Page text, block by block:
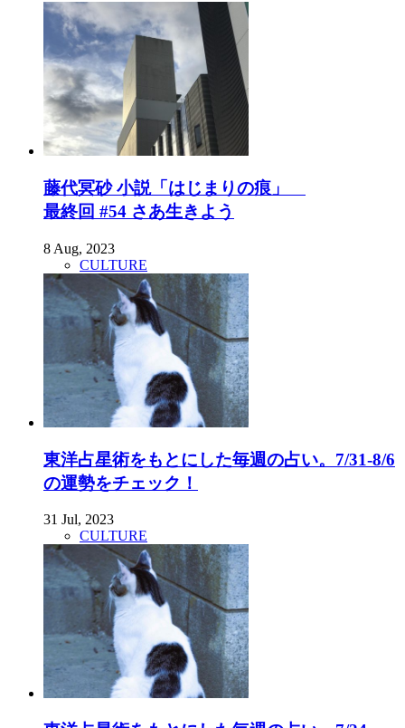
藤代冥砂 小説「はじまりの痕」
最終回 #54 さあ生きよう
8 Aug, 2023
CULTURE
東洋占星術をもとにした毎週の占い。7/31-8/6
の運勢をチェック！
31 Jul, 2023
CULTURE